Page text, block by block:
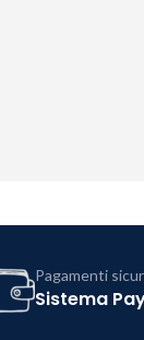
Pagamenti
Sistema